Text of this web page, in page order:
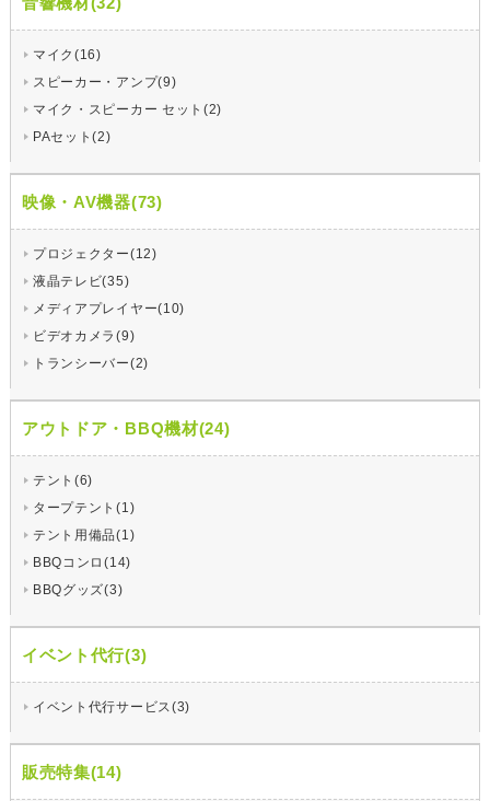
マイク(16)
スピーカー・アンプ(9)
マイク・スピーカー セット(2)
PAセット(2)
映像・AV機器(73)
プロジェクター(12)
液晶テレビ(35)
メディアプレイヤー(10)
ビデオカメラ(9)
トランシーバー(2)
アウトドア・BBQ機材(24)
テント(6)
タープテント(1)
テント用備品(1)
BBQコンロ(14)
BBQグッズ(3)
イベント代行(3)
イベント代行サービス(3)
販売特集(14)